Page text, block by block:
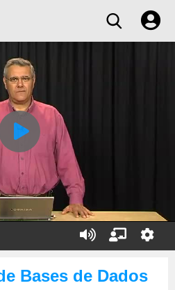
Bases de Dados